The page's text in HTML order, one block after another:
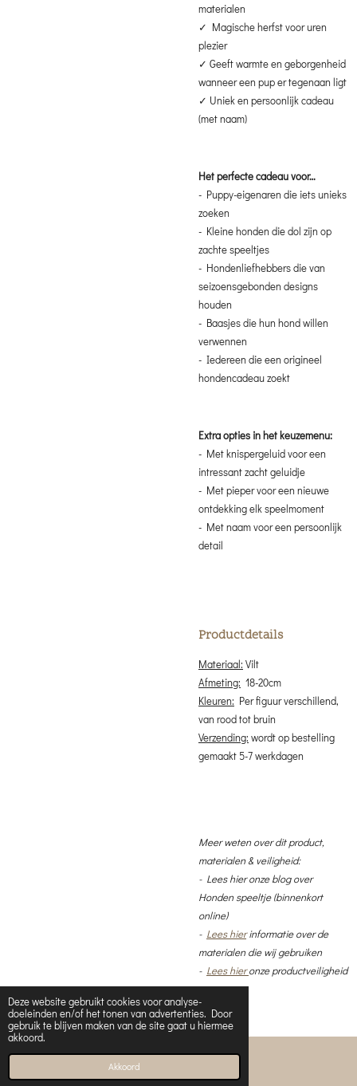
Deze website gebruikt cookies voor analyse-
doeleinden en/of het tonen van advertenties. Door
gebruik te blijven maken van de site gaat u hiermee
akkoord.
Akkoord
materialen
✓ Magische herfst voor uren
plezier
✓ Geeft warmte en geborgenheid
wanneer een pup er tegenaan ligt
✓ Uniek en persoonlijk cadeau
(met naam)
Het perfecte cadeau voor…
- Puppy-eigenaren die iets unieks
zoeken
- Kleine honden die dol zijn op
zachte speeltjes
- Hondenliefhebbers die van
seizoensgebonden designs
houden
- Baasjes die hun hond willen
verwennen
- Iedereen die een origineel
hondencadeau zoekt
Extra opties in het keuzemenu:
- Met knispergeluid voor een
intressant zacht geluidje
- Met pieper voor een nieuwe
ontdekking elk speelmoment
- Met naam voor een persoonlijk
detail
Productdetails
Materiaal: Vilt
Afmeting: 18-20cm
Kleuren: Per figuur verschillend,
van rood tot bruin
Verzending: wordt op bestelling
gemaakt 5-7 werkdagen
Meer weten over dit product,
materialen & veiligheid:
- Lees hier onze blog over
Honden speeltje (binnenkort
online)
- Lees hier informatie over de
materialen die wij gebruiken
- Lees hier onze productveiligheid
© 2019 - 2026 Boeffies & Woeffies Copyright